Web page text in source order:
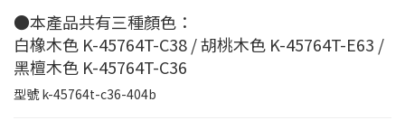
●本產品共有三種顏色：
白橡木色 K-45764T-C38 / 胡桃木色 K-45764T-E63 /
黑檀木色 K-45764T-C36
型號k-45764t-c36-404b